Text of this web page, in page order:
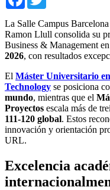
La Salle Campus
Ramon Llull consolida su
Business & Management
2026, con resultados
El Máster Universitario
Technology se posiciona
mundo, mientras que el
Proyectos escala más de
111-120 global. Estos
innovación y orientación
URL.
Excelencia